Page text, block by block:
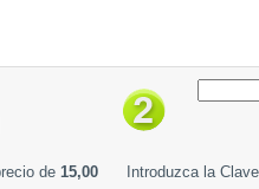
de 15,00
Introduzca la